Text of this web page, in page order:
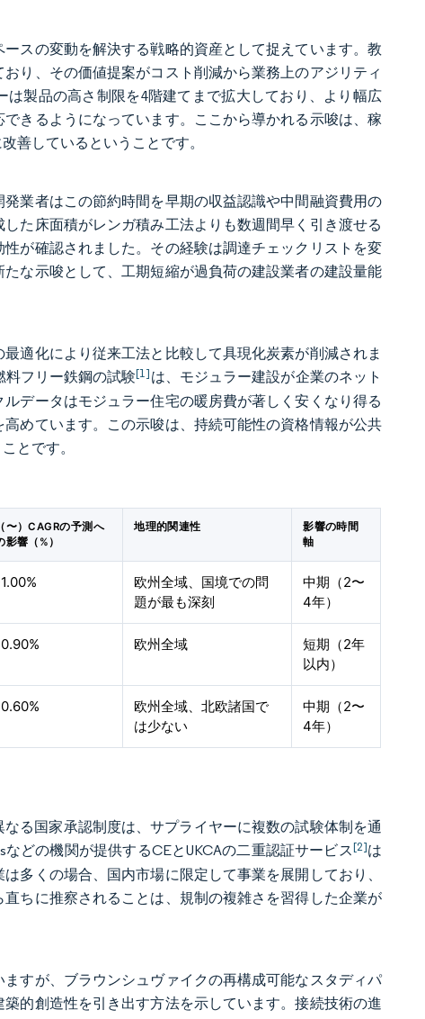
スの変動を解決する戦略的資産として捉えています。教
り、その価値提案がコスト削減から業務上のアジリティ
製品の高さ制限を4階建てまで拡大しており、より幅広
きるようになっています。ここから導かれる示唆は、稼
善しているということです。
業者はこの節約時間を早期の収益認識や中間融資費用の
た床面積がレンガ積み工法よりも数週間早く引き渡せる
が確認されました。その経験は調達チェックリストを変
な示唆として、工期短縮が過負荷の建設業者の建設量能
適化により従来工法と比較して具現化炭素が削減されま
料フリー鉄鋼の試験[1]は、モジュラー建設が企業のネット
データはモジュラー住宅の暖房費が著しく安くなり得る
めています。この示唆は、持続可能性の資格情報が公共
とです。
（〜）CAGRの予測へ
影響（%）
地理的関連性
影響の時間
軸
欧州全域、国境での問
題が最も深刻
中期（2〜
4年）
欧州全域
短期（2年
以内）
欧州全域、北欧諸国で
は少ない
中期（2〜
4年）
る国家承認制度は、サプライヤーに複数の試験体制を通
どの機関が提供するCEとUKCAの二重認証サービス[2]は
多くの場合、国内市場に限定して事業を展開しており、
ちに推察されることは、規制の複雑さを習得した企業が
すが、ブラウンシュヴァイクの再構成可能なスタディパ
的創造性を引き出す方法を示しています。接続技術の進